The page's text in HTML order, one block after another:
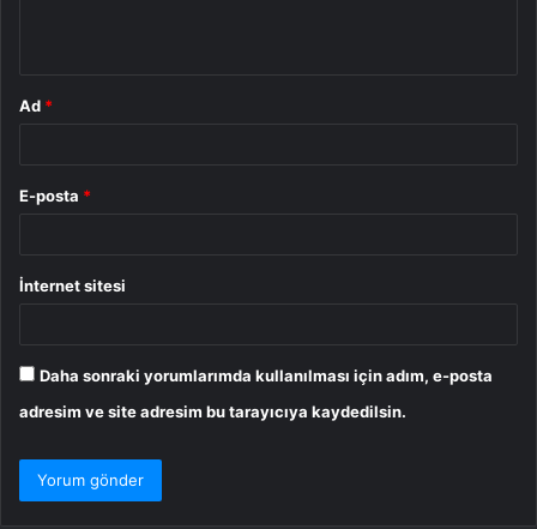
Ad *
E-posta *
İnternet sitesi
Daha sonraki yorumlarımda kullanılması için adım, e-posta
adresim ve site adresim bu tarayıcıya kaydedilsin.